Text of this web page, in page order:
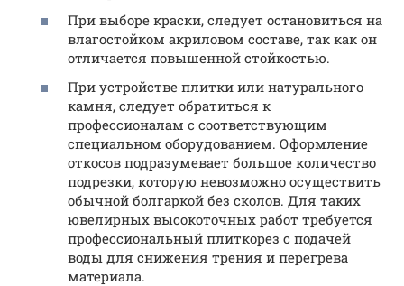
При выборе краски, следует остановиться на
влагостойком акриловом составе, так как он
отличается повышенной стойкостью.
При устройстве плитки или натурального
камня, следует обратиться к
профессионалам с соответствующим
специальном оборудованием. Оформление
откосов подразумевает большое количество
подрезки, которую невозможно осуществить
обычной болгаркой без сколов. Для таких
ювелирных высокоточных работ требуется
профессиональный плиткорез с подачей
воды для снижения трения и перегрева
материала.